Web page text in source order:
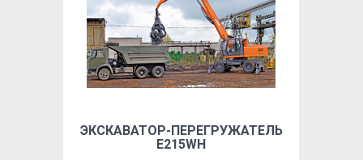
ЭКСКАВАТОР-ПЕРЕГРУЖАТЕЛЬ
Е215WН